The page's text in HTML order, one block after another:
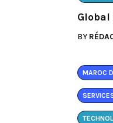
BY
MAROC